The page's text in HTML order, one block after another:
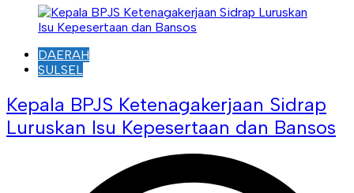
DAERAH
SULSEL
Kepala BPJS Ketenagakerjaan Sidrap
Luruskan Isu Kepesertaan dan Bansos